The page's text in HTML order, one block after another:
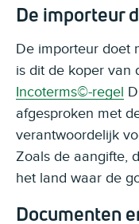
De importeur
De importeur doet
is dit de koper van
Incoterms©-regel
afgesproken met
verantwoordelijk
Zoals de aangifte,
het land waar de
Documenten